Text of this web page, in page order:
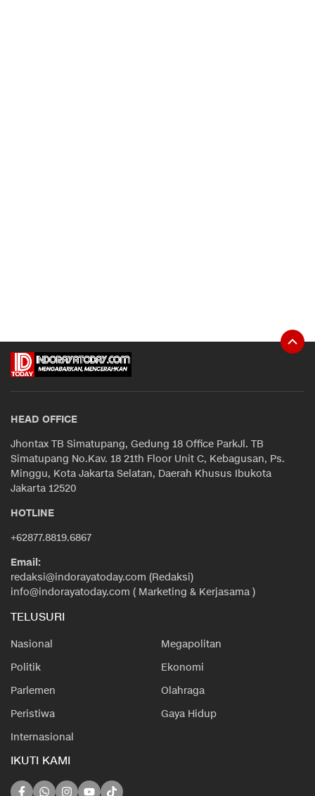
HEAD OFFICE
Jhontax TB Simatupang, Gedung 18 Office ParkJl. TB
Simatupang No.Kav. 18 21th Floor Unit C, Kebagusan, Ps.
Minggu, Kota Jakarta Selatan, Daerah Khusus Ibukota
Jakarta 12520
HOTLINE
+62877.8819.6867
Email:
redaksi@indorayatoday.com (Redaksi)
info@indorayatoday.com ( Marketing & Kerjasama )
TELUSURI
Nasional
Megapolitan
Politik
Ekonomi
Parlemen
Olahraga
Peristiwa
Gaya Hidup
Internasional
IKUTI KAMI